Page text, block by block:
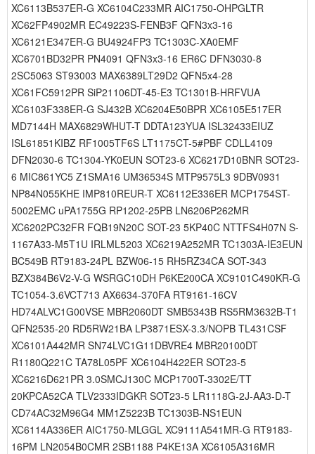
XC6113B537ER-G XC6104C233MR AIC1750-OHPGLTR
XC62FP4902MR EC49223S-FENB3F QFN3x3-16
XC6121E347ER-G BU4924FP3 TC1303C-XA0EMF
XC6701BD32PR PN4091 QFN3x3-16 ER6C DFN3030-8
2SC5063 ST93003 MAX6389LT29D2 QFN5x4-28
XC61FC5912PR SiP21106DT-45-E3 TC1301B-HRFVUA
XC6103F338ER-G SJ432B XC6204E50BPR XC6105E517ER
MD7144H MAX6829WHUT-T DDTA123YUA ISL32433EIUZ
ISL61851KIBZ RF1005TF6S LT1175CT-5#PBF CDLL4109
DFN2030-6 TC1304-YK0EUN SOT23-6 XC6217D10BNR SOT23-
6 MIC861YC5 Z1SMA16 UM36534S MTP9575L3 9DBV0931
NP84N055KHE IMP810REUR-T XC6112E336ER MCP1754ST-
5002EMC uPA1755G RP1202-25PB LN6206P262MR
XC6202PC32FR FQB19N20C SOT-23 5KP40C NTTFS4H07N S-
1167A33-M5T1U IRLML5203 XC6219A252MR TC1303A-IE3EUN
BC549B RT9183-24PL BZW06-15 RH5RZ34CA SOT-343
BZX384B6V2-V-G WSRGC10DH P6KE200CA XC9101C490KR-G
TC1054-3.6VCT713 AX6634-370FA RT9161-16CV
HD74ALVC1G00VSE MBR2060DT SMB5343B RS5RM3632B-T1
QFN2535-20 RD5RW21BA LP3871ESX-3.3/NOPB TL431CSF
XC6101A442MR SN74LVC1G11DBVRE4 MBR20100DT
R1180Q221C TA78L05PF XC6104H422ER SOT23-5
XC6216D621PR 3.0SMCJ130C MCP1700T-3302E/TT
20KPCA52CA TLV2333IDGKR SOT23-5 LR1118G-2J-AA3-D-T
CD74AC32M96G4 MM1Z5223B TC1303B-NS1EUN
XC6114A336ER AIC1750-MLGGL XC9111A541MR-G RT9183-
16PM LN2054B0CMR 2SB1188 P4KE13A XC6105A316MR